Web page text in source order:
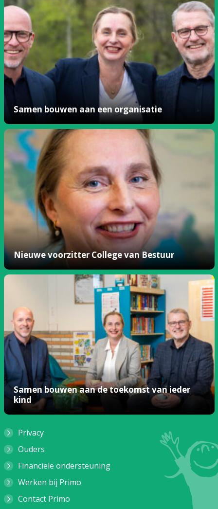
Samen bouwen aan een organisatie
Nieuwe voorzitter College van Bestuur
Samen bouwen aan de toekomst van ieder
kind
Privacy
Ouders
Financiële ondersteuning
Werken bij Primo
Contact Primo